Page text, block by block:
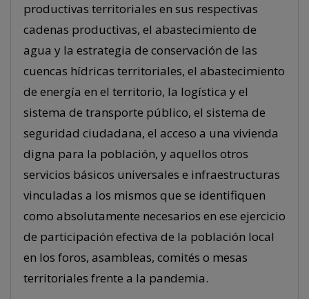
productivas territoriales en sus respectivas
cadenas productivas, el abastecimiento de
agua y la estrategia de conservación de las
cuencas hídricas territoriales, el abastecimiento
de energía en el territorio, la logística y el
sistema de transporte público, el sistema de
seguridad ciudadana, el acceso a una vivienda
digna para la población, y aquellos otros
servicios básicos universales e infraestructuras
vinculadas a los mismos que se identifiquen
como absolutamente necesarios en ese ejercicio
de participación efectiva de la población local
en los foros, asambleas, comités o mesas
territoriales frente a la pandemia.